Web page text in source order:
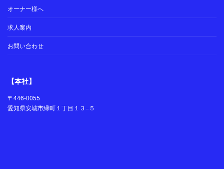
オーナー様へ
求人案内
お問い合わせ
【本社】
〒446-0055
愛知県安城市緑町１丁目１３−５